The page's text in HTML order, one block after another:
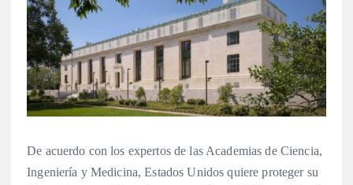
De acuerdo con los expertos de las Academias de Ciencia,
Ingeniería y Medicina, Estados Unidos quiere proteger su